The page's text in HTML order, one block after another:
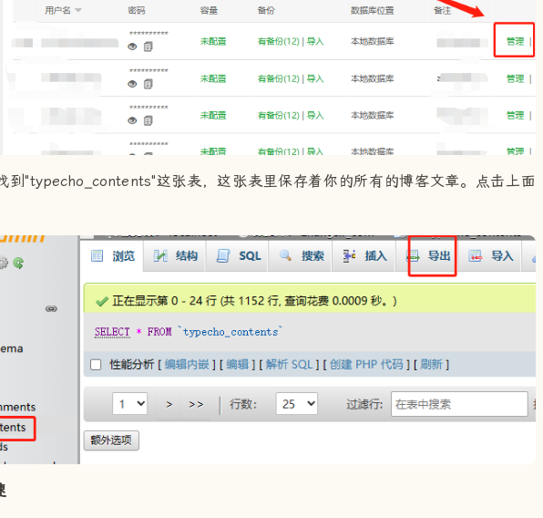
到"typecho_contents"这张表，这张表里保存着你的所有的博客文章。点击上面